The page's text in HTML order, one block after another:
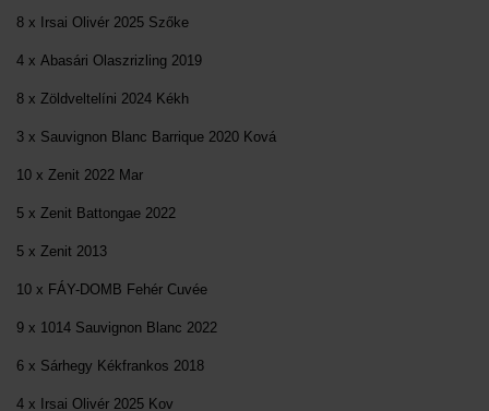
8 x Irsai Olivér 2025 Szőke
4 x Abasári Olaszrizling 2019
8 x Zöldveltelíni 2024 Kékh
3 x Sauvignon Blanc Barrique 2020 Ková
10 x Zenit 2022 Mar
5 x Zenit Battongae 2022
5 x Zenit 2013
10 x FÁY-DOMB Fehér Cuvée
9 x 1014 Sauvignon Blanc 2022
6 x Sárhegy Kékfrankos 2018
4 x Irsai Olivér 2025 Kov